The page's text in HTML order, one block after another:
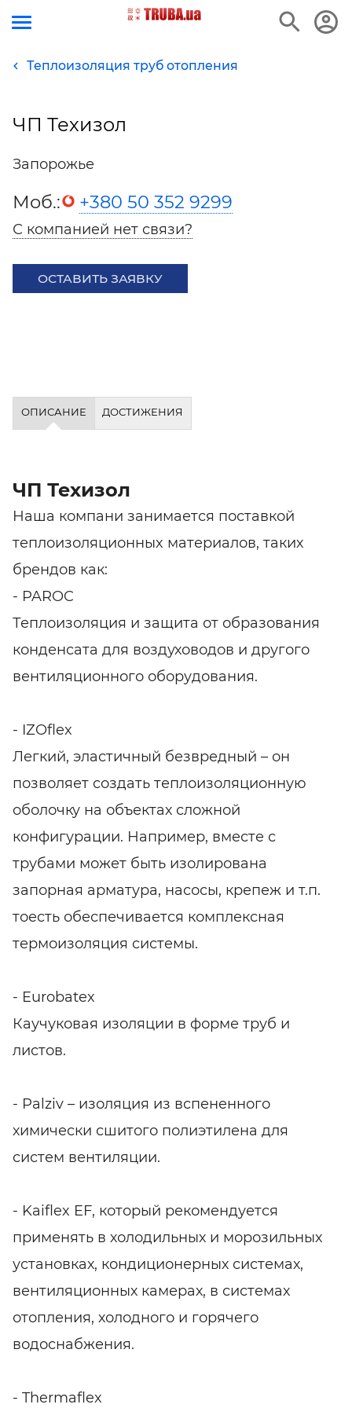
Теплоизоляция труб отопления
ЧП Техизол
Запорожье
Моб.: +380 50 352 9299
С компанией нет связи?
ОСТАВИТЬ ЗАЯВКУ
ОПИСАНИЕ ДОСТИЖЕНИЯ
ЧП Техизол
Наша компани занимается поставкой
теплоизоляционныx материалов, таких
брендов как:
- PAROC
Теплоизоляция и защита от образования
конденсата для воздуховодов и другого
вентиляционного оборудования.
- IZOflex
Легкий, эластичный безвредный – он
позволяет создать теплоизоляционную
оболочку на объектах сложной
конфигурации. Например, вместе с
трубами может быть изолирована
запорная арматура, насосы, крепеж и т.п.
тоесть обеспечивается комплексная
термоизоляция системы.
- Eurobatex
Каучуковая изоляции в форме труб и
листов.
- Palziv – изоляция из вспененного
химически сшитого полиэтилена для
систем вентиляции.
- Kaiflex EF, который рекомендуется
применять в холодильных и морозильных
установках, кондиционерных системах,
вентиляционных камерах, в системах
отопления, холодного и горячего
водоснабжения.
- Thermaflex